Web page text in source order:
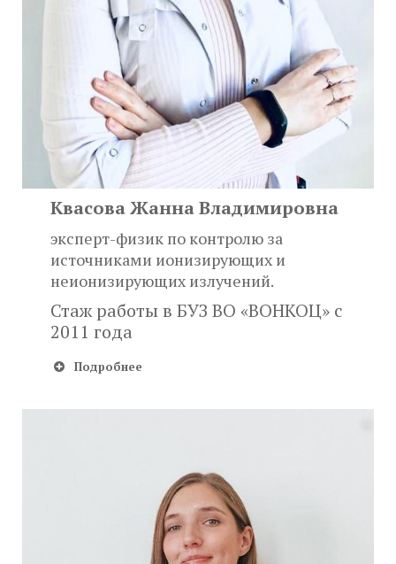
Квасова Жанна Владимировна
эксперт-физик по контролю за
источниками ионизирующих и
неионизирующих излучений.
Стаж работы в БУЗ ВО «ВОНКОЦ» с
2011 года
Подробнее